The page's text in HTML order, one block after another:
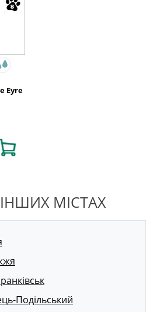
МІСТАХ
Подільський